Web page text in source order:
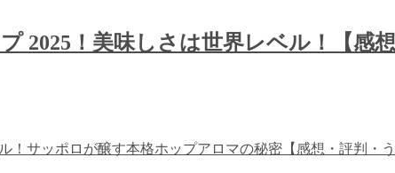
2025！美味しさは世界レベル！【感